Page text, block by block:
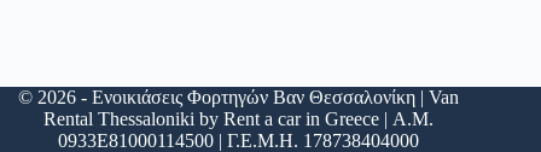
© 2026 - Ενοικιάσεις Φορτηγών Βαν Θεσσαλονίκη | Van
Rental Thessaloniki by Rent a car in Greece | Α.Μ.
0933Ε81000114500 | Γ.Ε.Μ.Η. 178738404000